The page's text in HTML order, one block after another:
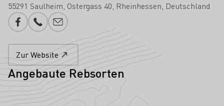
55291 Saulheim Ostergass 40 Rheinhessen Deutschland
FacebookTelefonnummer
E-Mail-Adresse
Zur Website
Angebaute Rebsorten